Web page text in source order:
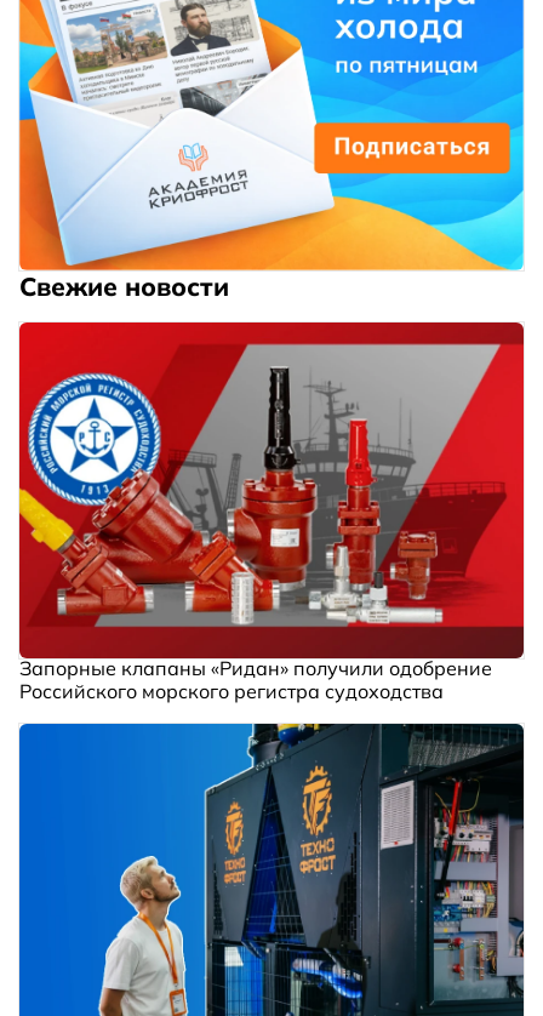
Свежие новости
Запорные клапаны «Ридан» получили одобрение
Российского морского регистра судоходства